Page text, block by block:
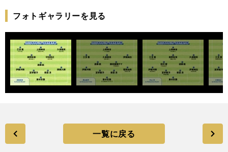
フォトギャラリーを見る
一覧に戻る